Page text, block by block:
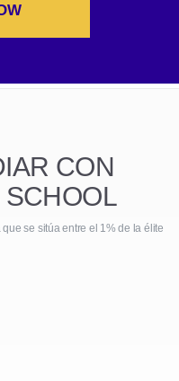
CON
se sitúa entre el 1% de la élite